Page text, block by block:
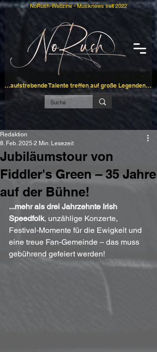
…aufstrebende Talente treffen auf große Legenden…
NoRush-Webzine - Musiknews seit 2022
Jubiläumstour von
Fiddler's Green – 35 Jahre
auf der Bühne!
Redaktion
8. Feb. 2025 2 Min. Lesezeit
...mehr als drei Jahrzehnte Irish
Speedfolk, unzählige Konzerte,
Festival-Momente für die Ewigkeit und
eine treue Fan-Gemeinde – das muss
gebührend gefeiert werden!